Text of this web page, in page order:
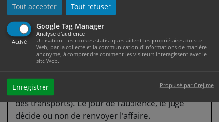
Tout accepter Tout refuser
Google Tag Manager
Activé
Analyse d'audience
Utilisation: Les cookies statistiques aident les propriétaires du site
Web, par la collecte et la communication d'informations de manière
anonyme, à comprendre comment les visiteurs interagissent avec le
site Web.
Enregistrer Propulsé par Orejime
date, l'heure et la salle d'audience y sont
indiquées.
Vous pouvez demander par courrier <span
class="miseenevidence">le renvoi</span> de
votre affaire à une autre date si vous êtes dans
l'impossibilité de vous rendre à l'audience (par
exemple pour une raison médicale ou une grève
des transports). Le jour de l'audience, le juge
décide ou non de renvoyer l'affaire.